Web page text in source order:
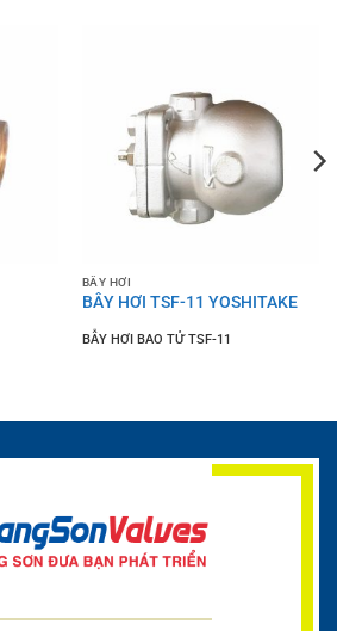
BẪY HƠI
BẪY HƠI TSF-11 YOSHITAKE
BẪY HƠI BAO TỬ TSF-11